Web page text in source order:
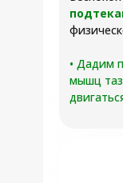
• Дадим
мышц